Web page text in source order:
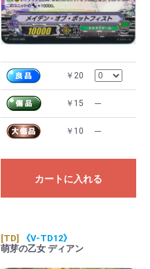
￥20
￥15 ---
￥10 ---
カートに入れる
[TD]
《V-TD12》
萌芽の乙女 ディアン